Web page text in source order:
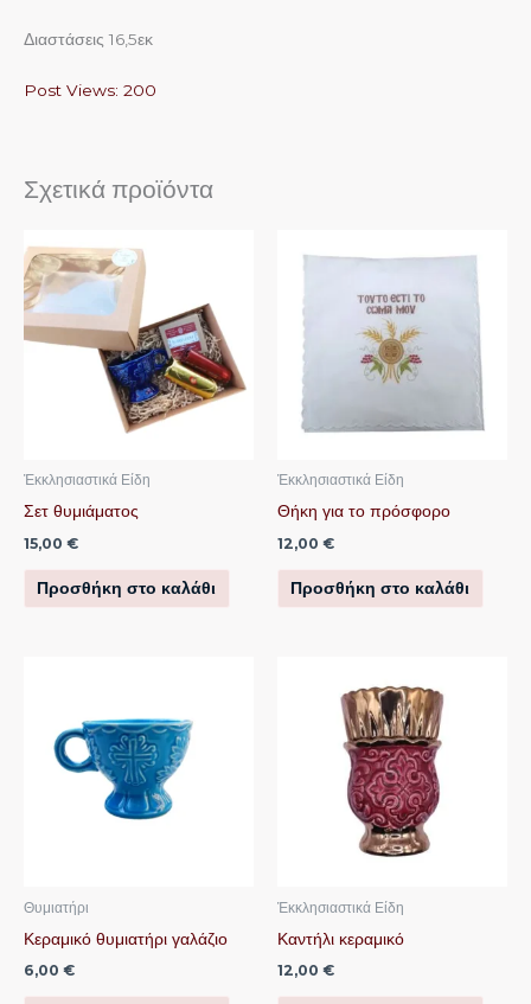
Διαστάσεις 16,5εκ
Post Views: 200
Σχετικά προϊόντα
Ἐκκλησιαστικά Είδη
Σετ θυμιάματος
15,00 €
Προσθήκη στο καλάθι
Ἐκκλησιαστικά Είδη
Θήκη για το πρόσφορο
12,00 €
Προσθήκη στο καλάθι
Θυμιατήρι
Κεραμικό θυμιατήρι γαλάζιο
6,00 €
Ἐκκλησιαστικά Είδη
Καντήλι κεραμικό
12,00 €